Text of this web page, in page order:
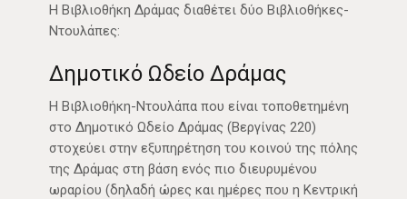
Η Βιβλιοθήκη Δράμας διαθέτει δύο Βιβλιοθήκες-
Ντουλάπες:
Δημοτικό Ωδείο Δράμας
Η Βιβλιοθήκη-Ντουλάπα που είναι τοποθετημένη
στο Δημοτικό Ωδείο Δράμας (Βεργίνας 220)
στοχεύει στην εξυπηρέτηση του κοινού της πόλης
της Δράμας στη βάση ενός πιο διευρυμένου
ωραρίου (δηλαδή ώρες και ημέρες που η Κεντρική